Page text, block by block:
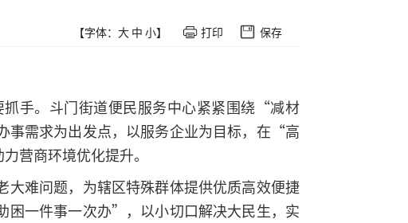
【字体： 大 中 小】 打印 保存
手。斗门街道便民服务中心紧紧围绕“减材
事需求为出发点，以服务企业为目标，在“高
商环境优化提升。
难问题，为辖区特殊群体提供优质高效便捷
一件事一次办”，以小切口解决大民生，实